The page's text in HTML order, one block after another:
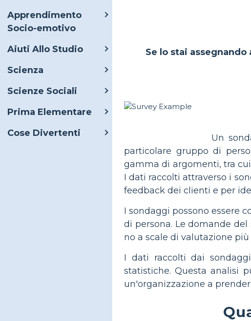
Apprendimento
Socio-emotivo
Aiuti Allo Studio
Scienza
Scienze Sociali
Prima Elementare
Cose Divertenti
Se lo stai
Un
particolare gruppo di
gamma di argomenti, tra
I dati raccolti attraverso i
feedback dei clienti e per
I sondaggi possono essere
di persona. Le domande
no a scale di valutazione
I dati raccolti dai
statistiche. Questa analisi
un'organizzazione a